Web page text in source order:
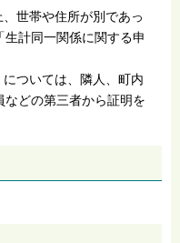
世帯や住所が別であっ
計同一関係に関する申
ついては、隣人、町内
どの第三者から証明を